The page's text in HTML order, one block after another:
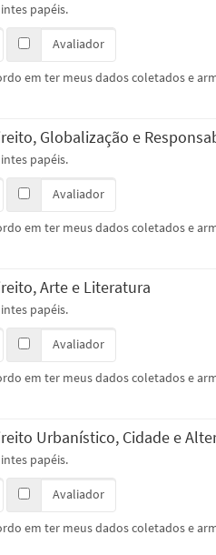
papéis.
Avaliador
em ter meus dados coletados e
Globalização e
papéis.
Avaliador
em ter meus dados coletados e
Arte e Literatura
papéis.
Avaliador
em ter meus dados coletados e
Urbanístico, Cidade e
papéis.
Avaliador
em ter meus dados coletados e